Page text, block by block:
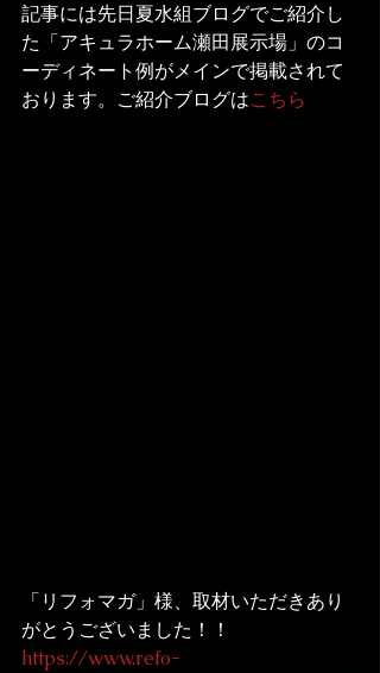
記事には先日夏水組ブログでご紹介し
た「アキュラホーム瀬田展示場」のコ
ーディネート例がメインで掲載されて
おります。ご紹介ブログはこちら
「リフォマガ」様、取材いただきあり
がとうございました！！
https://www.refo-